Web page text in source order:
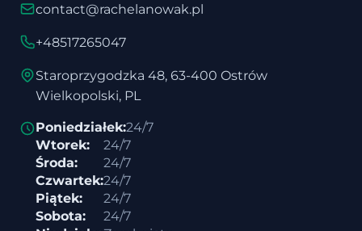
contact@rachelanowak.pl
+48517265047
Staroprzygodzka 48, 63-400 Ostrów
Wielkopolski, PL
Poniedziałek:24/7
Wtorek:
24/7
Środa:
24/7
Czwartek:24/7
Piątek:
24/7
Sobota:
24/7